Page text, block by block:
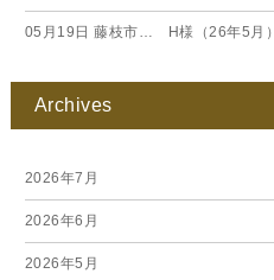
05月19日 藤枝市… H様（26年5月）
Archives
2026年7月
2026年6月
2026年5月